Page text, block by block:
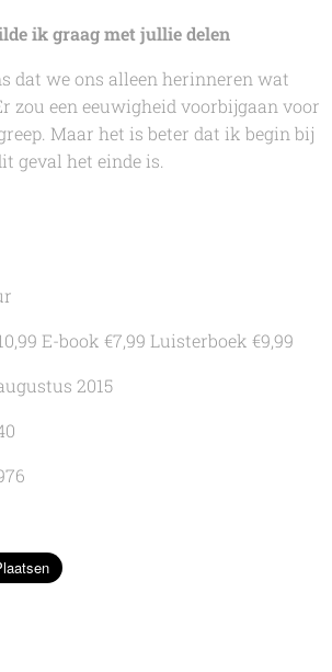
ik graag met jullie delen
dat we ons alleen herinneren wat
zou een eeuwigheid voorbijgaan voor
Maar het is beter dat ik begin bij
geval het einde is.
E-book €7,99 Luisterboek €9,99
2015